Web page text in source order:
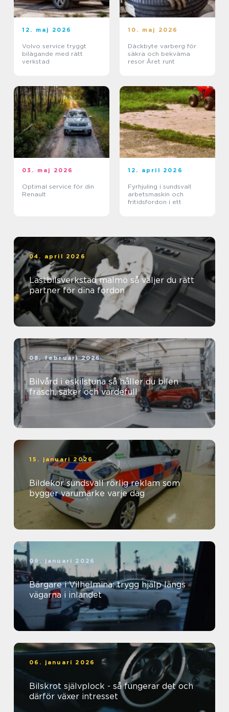
12. maj 2026
Volvo service tryggt
bilägande med rätt
verkstad
10. maj 2026
Däckbyte varberg för
säkra och bekväma
resor Året runt
03. maj 2026
Optimal service för din
Renault
12. april 2026
Fyrhjuling i sundsvall
arbetsmaskin och
fritidsfordon i ett
04. april 2026
Lastbilsverkstad malmö så väljer du rätt
partner för dina fordon
08. februari 2026
Bilvård i eskilstuna så håller du bilen
fräsch, säker och värdefull
15. januari 2026
Bildekor sundsvall rörlig reklam som
bygger varumärke varje dag
09. januari 2026
Bärgare i Vilhelmina: trygg hjälp längs
vägarna i inlandet
06. januari 2026
Bilskrot självplock - så fungerar det och
därför växer intresset